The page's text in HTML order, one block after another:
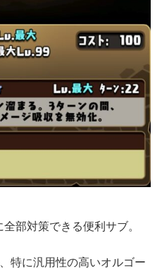
部対策できる便利サブ。
特に汎用性の高いオルゴー